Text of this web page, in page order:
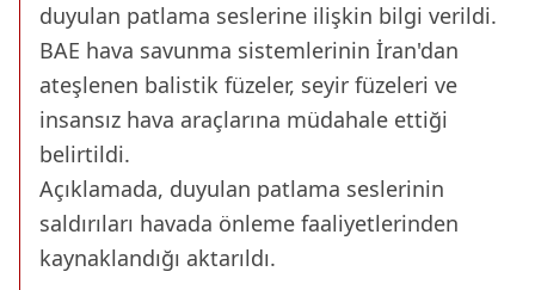
duyulan patlama seslerine ilişkin bilgi verildi.
BAE hava savunma sistemlerinin İran'dan
ateşlenen balistik füzeler, seyir füzeleri ve
insansız hava araçlarına müdahale ettiği
belirtildi.
Açıklamada, duyulan patlama seslerinin
saldırıları havada önleme faaliyetlerinden
kaynaklandığı aktarıldı.